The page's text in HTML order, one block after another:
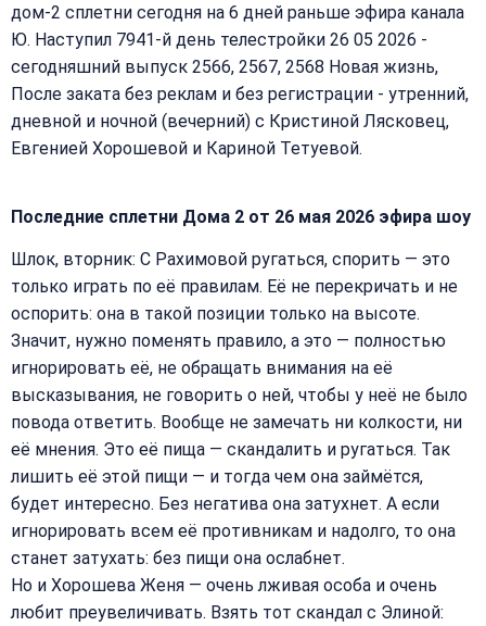
дом-2 сплетни сегодня на 6 дней раньше эфира канала
Ю. Наступил 7941-й день телестройки 26 05 2026 -
сегодняшний выпуск 2566, 2567, 2568 Новая жизнь,
После заката без реклам и без регистрации - утренний,
дневной и ночной (вечерний) с Кристиной Лясковец,
Евгенией Хорошевой и Кариной Тетуевой.
Последние сплетни Дома 2 от 26 мая 2026 эфира шоу
Шлок, вторник: С Рахимовой ругаться, спорить — это
только играть по её правилам. Её не перекричать и не
оспорить: она в такой позиции только на высоте.
Значит, нужно поменять правило, а это — полностью
игнорировать её, не обращать внимания на её
высказывания, не говорить о ней, чтобы у неё не было
повода ответить. Вообще не замечать ни колкости, ни
её мнения. Это её пища — скандалить и ругаться. Так
лишить её этой пищи — и тогда чем она займётся,
будет интересно. Без негатива она затухнет. А если
игнорировать всем её противникам и надолго, то она
станет затухать: без пищи она ослабнет.
Но и Хорошева Женя — очень лживая особа и очень
любит преувеличивать. Взять тот скандал с Элиной: